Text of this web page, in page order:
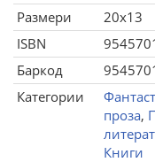
Размери
20x13
ISBN
Баркод
Категории
проза,
Книги